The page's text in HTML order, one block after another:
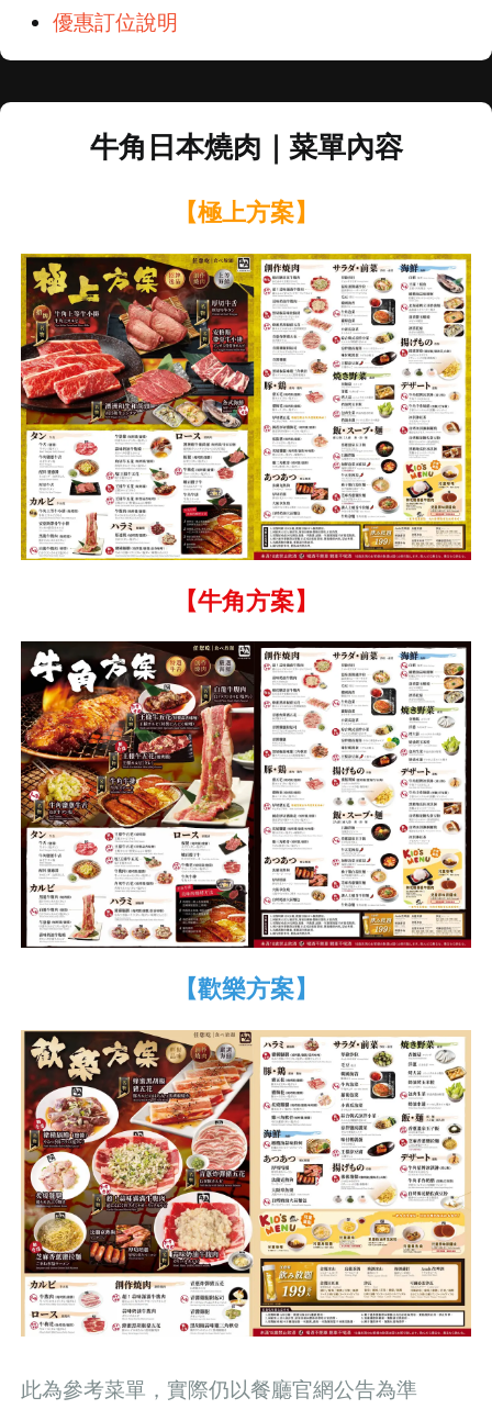
優惠訂位說明
牛角日本燒肉｜菜單內容
【極上方案】
【牛角方案】
【歡樂方案】
此為參考菜單，實際仍以餐廳官網公告為準